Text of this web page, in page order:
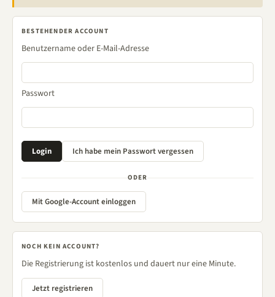
BESTEHENDER ACCOUNT
Benutzername oder E-Mail-Adresse
Passwort
ODER
Mit Google-Account einloggen
NOCH KEIN ACCOUNT?
Die Registrierung ist kostenlos und dauert nur eine Minute.
Jetzt registrieren